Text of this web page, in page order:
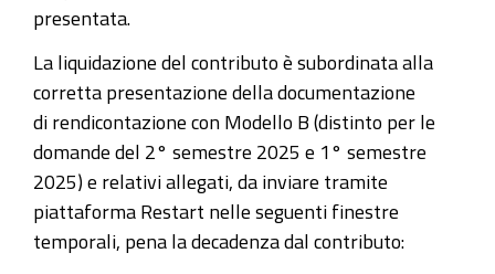
presentata.
La liquidazione del contributo è subordinata alla
corretta presentazione della documentazione
di rendicontazione con Modello B (distinto per le
domande del 2° semestre 2025 e 1° semestre
2025) e relativi allegati, da inviare tramite
piattaforma Restart nelle seguenti finestre
temporali, pena la decadenza dal contributo: